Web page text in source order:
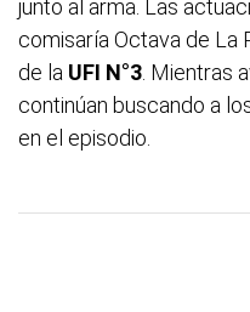
junto al arma. Las
comisaría Octava de La
de la UFI N°3 . Mientras
continúan buscando a
en el episodio.